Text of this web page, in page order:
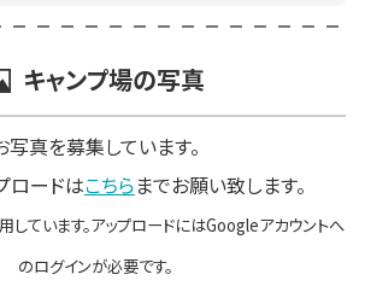
キャンプ場の写真
写真を募集しています。
ロードはこちらまでお願い致します。
ています。アップロードにはGoogleアカウントへ
のログインが必要です。